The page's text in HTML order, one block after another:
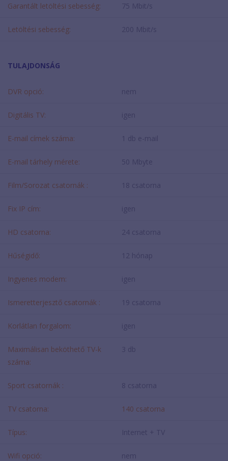
Garantált letöltési sebesség: 75 Mbit/s
Letöltési sebesség: 200 Mbit/s
TULAJDONSÁG
DVR opció: nem
Digitális TV: igen
E-mail címek száma: 1 db e-mail
E-mail tárhely mérete: 50 Mbyte
Film/Sorozat csatornák : 18 csatorna
Fix IP cím: igen
HD csatorna: 24 csatorna
Hűségidő: 12 hónap
Ingyenes modem: igen
Ismeretterjesztő csatornák : 19 csatorna
Korlátlan forgalom: igen
Maximálisan beköthető TV-k
száma:
3 db
Sport csatornák : 8 csatorna
TV csatorna: 140 csatorna
Típus: Internet + TV
Wifi opció: nem